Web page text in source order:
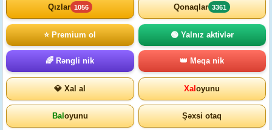
Qızlar 1056 Qonaqlar 3361
⭐ Premium ol 🟢 Yalnız aktivlər
🌈 Rəngli nik 👑 Meqa nik
💎 Xal al Xaloyunu
Baloyunu Şəxsi otaq